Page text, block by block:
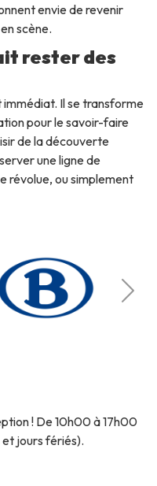
envie de revenir
scène.
rester des
Il se transforme
pour le savoir-faire
de la découverte
une ligne de
révolue, ou simplement
! De 10h00 à 17h00
jours fériés).